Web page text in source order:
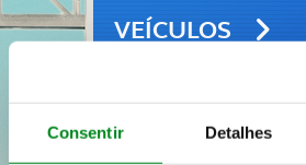
Consentir Detalhes
VEÍCULOS
VIAGENS E LAZER